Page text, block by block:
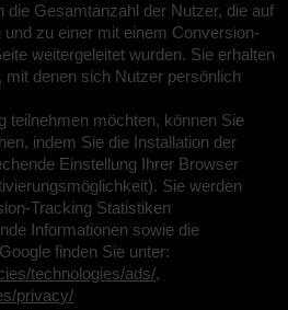
die Gesamtanzahl der Nutzer, die auf
zu einer mit einem Conversion-
weitergeleitet wurden. Sie erhalten
mit denen sich Nutzer persönlich
teilnehmen möchten, können Sie
indem Sie die Installation der
Einstellung Ihrer Browser
Sie werden
Tracking Statistiken
Informationen sowie die
finden Sie unter:
technologies/ads/,
privacy/